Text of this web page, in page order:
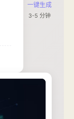
一键生成
3-5 分钟